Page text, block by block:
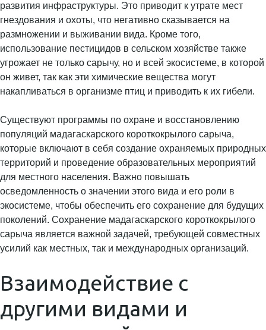
развития инфраструктуры. Это приводит к утрате мест
гнездования и охоты, что негативно сказывается на
размножении и выживании вида. Кроме того,
использование пестицидов в сельском хозяйстве также
угрожает не только сарычу, но и всей экосистеме, в которой
он живет, так как эти химические вещества могут
накапливаться в организме птиц и приводить к их гибели.
Существуют программы по охране и восстановлению
популяций мадагаскарского короткокрылого сарыча,
которые включают в себя создание охраняемых природных
территорий и проведение образовательных мероприятий
для местного населения. Важно повышать
осведомленность о значении этого вида и его роли в
экосистеме, чтобы обеспечить его сохранение для будущих
поколений. Сохранение мадагаскарского короткокрылого
сарыча является важной задачей, требующей совместных
усилий как местных, так и международных организаций.
Взаимодействие с
другими видами и